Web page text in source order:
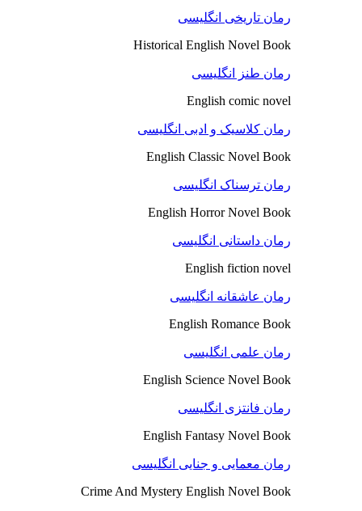
رمان تاریخی انگلیسی
Historical English Novel Book
رمان طنز انگلیسی
English comic novel
رمان کلاسیک و ادبی انگلیسی
English Classic Novel Book
رمان ترسناک انگلیسی
English Horror Novel Book
رمان داستانی انگلیسی
English fiction novel
رمان عاشقانه انگلیسی
English Romance Book
رمان علمی انگلیسی
English Science Novel Book
رمان فانتزی انگلیسی
English Fantasy Novel Book
رمان معمایی و جنایی انگلیسی
Crime And Mystery English Novel Book